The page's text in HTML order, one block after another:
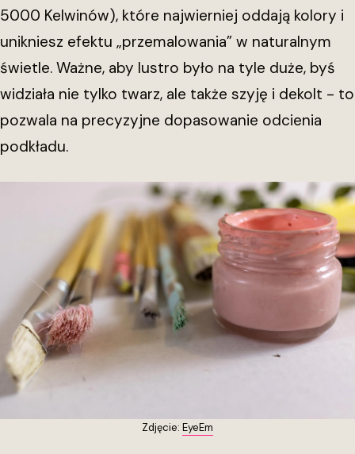
5000 Kelwinów), które najwierniej oddają kolory i
unikniesz efektu „przemalowania” w naturalnym
świetle. Ważne, aby lustro było na tyle duże, byś
widziała nie tylko twarz, ale także szyję i dekolt - to
pozwala na precyzyjne dopasowanie odcienia
podkładu.
Zdjęcie: EyeEm